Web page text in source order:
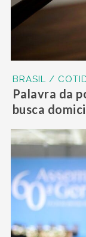
BRASIL /
Palavra da
busca